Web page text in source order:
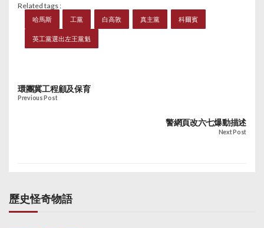
Related tags :
哈馬斯 工黨 白高敦 真主黨 科爾賓
英工黨選出左王黨魁
環團冀工程顧及保育
Previous Post
警網頁改六七爆動描述
Next Post
歷史怪奇物語